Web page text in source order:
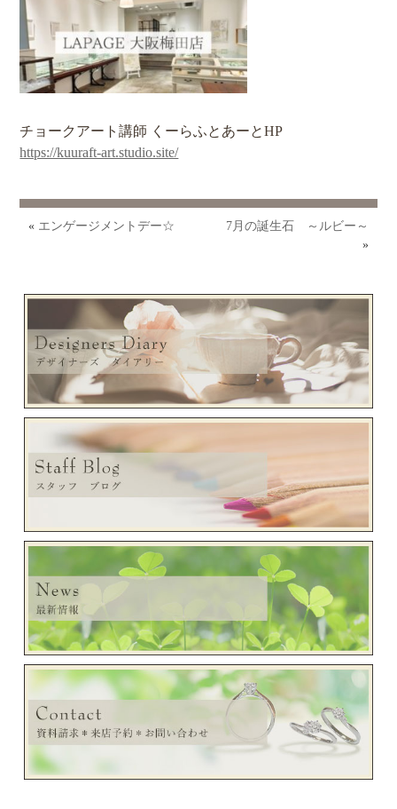
チョークアート講師 くーらふとあーとHP
https://kuuraft-art.studio.site/
« エンゲージメントデー☆
7月の誕生石 ～ルビー～
»